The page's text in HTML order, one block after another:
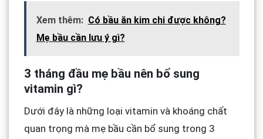
Xem thêm: Có bầu ăn kim chi được không?
Mẹ bầu cần lưu ý gì?
3 tháng đầu mẹ bầu nên bổ sung
vitamin gì?
Dưới đây là những loại vitamin và khoáng chất
quan trọng mà mẹ bầu cần bổ sung trong 3